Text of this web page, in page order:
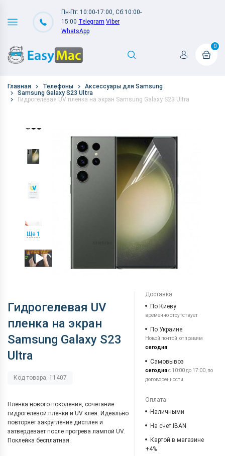
Пн-Пт: 10:00-17:00, Сб:10:00-
15:00 Telegram Viber
WhatsApp
0
Главная Телефоны
Аксессуары для Samsung
Samsung Galaxy S23 Ultra
Гидрогелевая UV пленка на экран Samsung Galaxy S23 Ultra
Ще 1
Гидрогелевая UV
пленка на экран
Samsung Galaxy S23
Ultra
Код товара: 11407
Пленка нового поколения, сочетание
гидрогелевой пленки и UV клея. Идеально
повторяет закругление дисплея и
затвердевает после прогрева лампой UV.
Поклейка бесплатная.
Доставка
По Киеву
временно отсутствует
По Украине
Новой почтой, отправим
сегодня
Самовывоз
сегодняс 10:00 до 17:00, по
договоренности
Оплата
Наличными
На счет IBAN
Картой в магазине
+4%